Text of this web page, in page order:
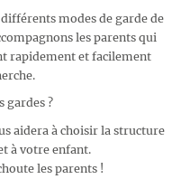
modes de garde de
les parents qui
rapidement et facilement
gardes ?
aidera à choisir la structure
à votre enfant.
les parents !